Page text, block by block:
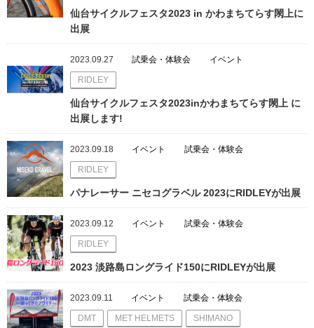
仙台サイクルフェスタ2023 in かわまちてらす閖上に
出展
2023.09.27 試乗会・体験会 イベント
RIDLEY
仙台サイクルフェスタ2023inかわまちてらす閖上 に
出展します!
2023.09.18 イベント 試乗会・体験会
RIDLEY
パナレーサー ニセコグラベル 2023にRIDLEYが出展
2023.09.12 イベント 試乗会・体験会
RIDLEY
2023 淡路島ロングライド150にRIDLEYが出展
2023.09.11 イベント 試乗会・体験会
DMT MET HELMETS SHIMANO